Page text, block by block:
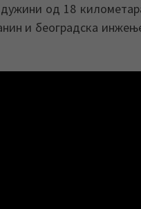
од 18
и београдска